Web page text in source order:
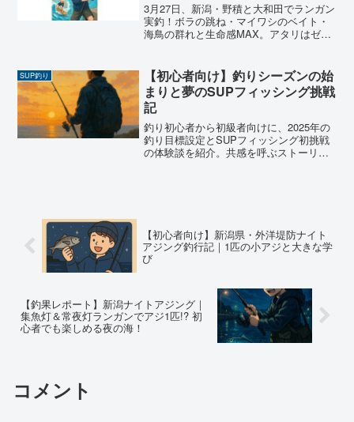
3月27日、新潟・野積と大和田でランガン
実釣！ボラの跳ね・マイワシのベイト・
海鳥の群れと生命感MAX。アタリはゼロ
中越のリアルな春のサーフ釣行記。
SUP釣り
【初心者向け】釣りシーズンの始
まりと夢のSUPフィッシング挑戦
記
釣り初心者から初級者向けに、2025年の
釣り目標設定とSUPフィッシング初挑戦
の体験談を紹介。共感を呼ぶストーリー
【初心者向け】新潟県・外洋堤防ナイト
アジング釣行記｜1匹の小アジと大きな学
び
【釣果レポート】新潟ナイトアジング｜
集魚灯＆常夜灯ランガンでアジ1匹!? 初
心者でも楽しめる夜の海！
コメント